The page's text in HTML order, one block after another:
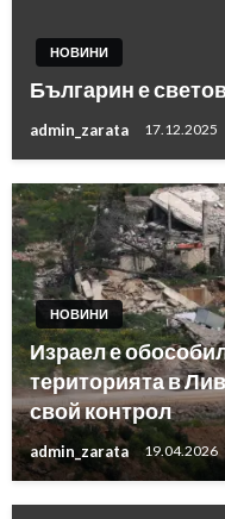
НОВИНИ
Българин е
admin_zarata 17.12.2025
НОВИНИ
Израел е
територията в
свой контрол
admin_zarata 19.04.2026